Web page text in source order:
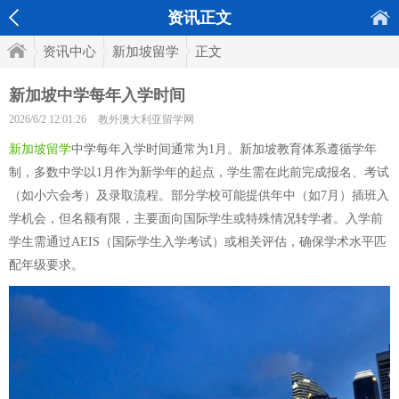
资讯正文
资讯中心 新加坡留学 正文
新加坡中学每年入学时间
2026/6/2 12:01:26 教外澳大利亚留学网
新加坡留学中学每年入学时间通常为1月。新加坡教育体系遵循学年
制，多数中学以1月作为新学年的起点，学生需在此前完成报名、考试
（如小六会考）及录取流程。部分学校可能提供年中（如7月）插班入
学机会，但名额有限，主要面向国际学生或特殊情况转学者。入学前
学生需通过AEIS（国际学生入学考试）或相关评估，确保学术水平匹
配年级要求。